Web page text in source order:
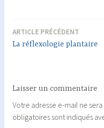
Navigation
ARTICLE PRÉCÉDENT
La réflexologie plantaire
Laisser un commentaire
Votre adresse e-mail ne
obligatoires sont indiqués